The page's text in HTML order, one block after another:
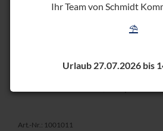
Ihr Team von Schmidt
⛱️
Urlaub 27.07.2026 bis
KREI­SEL­MÄ­HER KMF 135
Art.-Nr.: 1001011